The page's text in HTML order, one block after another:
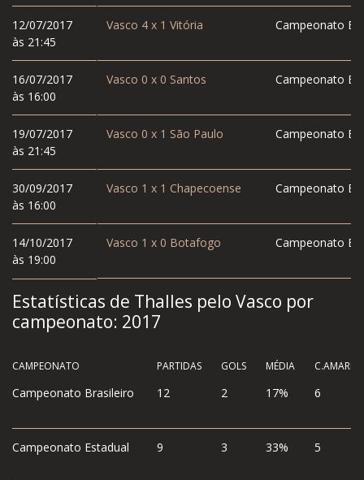
12/07/2017
às 21:45
16/07/2017
às 16:00
19/07/2017
às 21:45
30/09/2017
às 16:00
14/10/2017
às 19:00
Vasco 4 x 1 Vitória Campeonato
Vasco 0 x 0 Santos Campeonato
Vasco 0 x 1 São Paulo Campeonato
Vasco 1 x 1 Chapecoense Campeonato
Vasco 1 x 0 Botafogo Campeonato
Estatísticas de Thalles pelo Vasco por
campeonato: 2017
CAMPEONATO
Campeonato Brasileiro
Campeonato Estadual
PARTIDAS GOLS MÉDIA
12 2 17% 6
9 3 33% 5